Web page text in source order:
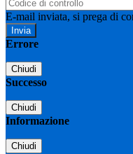
E-mail inviata, si prega di
Errore
Chiudi
Successo
Chiudi
Informazione
Chiudi